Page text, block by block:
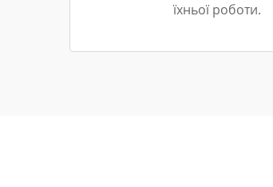
їхньої роботи.